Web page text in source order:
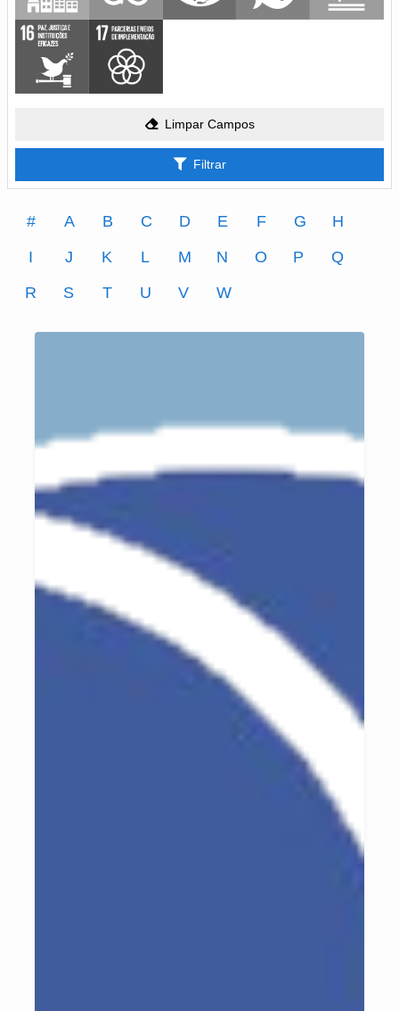
Limpar Campos
Filtrar
# A B C D E F G
H
I
J K L M N O P
Q
R
S T U V W